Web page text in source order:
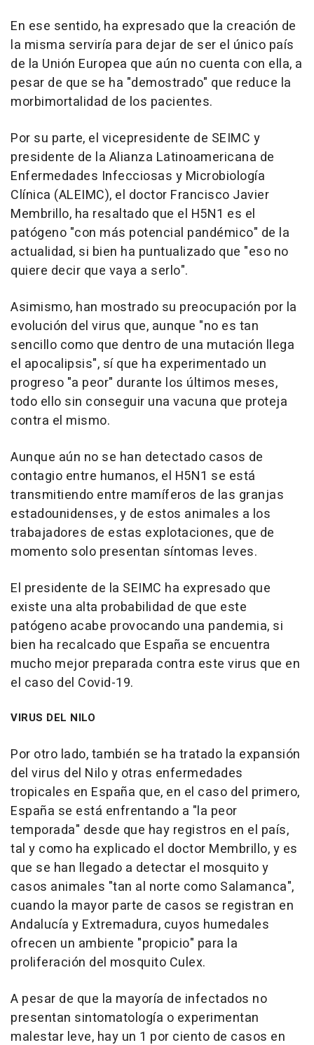
En ese sentido, ha expresado que la creación de
la misma serviría para dejar de ser el único país
de la Unión Europea que aún no cuenta con ella, a
pesar de que se ha "demostrado" que reduce la
morbimortalidad de los pacientes.
Por su parte, el vicepresidente de SEIMC y
presidente de la Alianza Latinoamericana de
Enfermedades Infecciosas y Microbiología
Clínica (ALEIMC), el doctor Francisco Javier
Membrillo, ha resaltado que el H5N1 es el
patógeno "con más potencial pandémico" de la
actualidad, si bien ha puntualizado que "eso no
quiere decir que vaya a serlo".
Asimismo, han mostrado su preocupación por la
evolución del virus que, aunque "no es tan
sencillo como que dentro de una mutación llega
el apocalipsis", sí que ha experimentado un
progreso "a peor" durante los últimos meses,
todo ello sin conseguir una vacuna que proteja
contra el mismo.
Aunque aún no se han detectado casos de
contagio entre humanos, el H5N1 se está
transmitiendo entre mamíferos de las granjas
estadounidenses, y de estos animales a los
trabajadores de estas explotaciones, que de
momento solo presentan síntomas leves.
El presidente de la SEIMC ha expresado que
existe una alta probabilidad de que este
patógeno acabe provocando una pandemia, si
bien ha recalcado que España se encuentra
mucho mejor preparada contra este virus que en
el caso del Covid-19.
VIRUS DEL NILO
Por otro lado, también se ha tratado la expansión
del virus del Nilo y otras enfermedades
tropicales en España que, en el caso del primero,
España se está enfrentando a "la peor
temporada" desde que hay registros en el país,
tal y como ha explicado el doctor Membrillo, y es
que se han llegado a detectar el mosquito y
casos animales "tan al norte como Salamanca",
cuando la mayor parte de casos se registran en
Andalucía y Extremadura, cuyos humedales
ofrecen un ambiente "propicio" para la
proliferación del mosquito Culex.
A pesar de que la mayoría de infectados no
presentan sintomatología o experimentan
malestar leve, hay un 1 por ciento de casos en